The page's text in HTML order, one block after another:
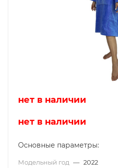
нет в наличии
нет в наличии
Основные параметры:
Модельный год — 2022